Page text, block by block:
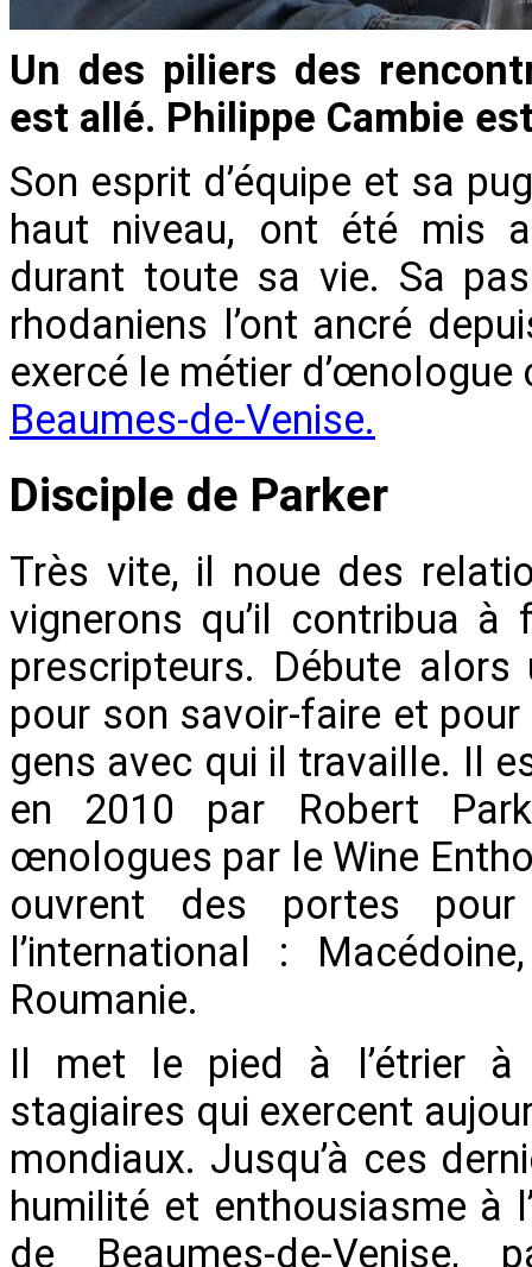
Un des piliers des
est allé. Philippe Cambie
Son esprit d’équipe et sa
haut niveau, ont été mis
durant toute sa vie. Sa
rhodaniens l’ont ancré
exercé le métier
Beaumes-de-Venise.
Disciple de Parker
Très vite, il noue des
vignerons qu’il contribua
prescripteurs. Débute alors
pour son savoir-faire et
gens avec qui il travaille. Il
en 2010 par Robert
œnologues par le Wine
ouvrent des portes
l’international :
Roumanie.
Il met le pied à l’étrier à
stagiaires qui exercent
mondiaux. Jusqu’à ces
humilité et enthousiasme à
de Beaumes-de-